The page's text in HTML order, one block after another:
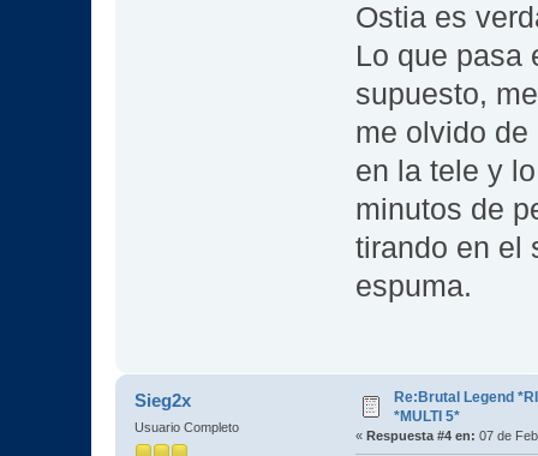
Ostia es
Lo que pasa
supuesto,
me olvido
en la tele y
minutos de
tirando en el
espuma.
Sieg2x
Usuario Completo
Re:Brutal Legend
*MULTI 5*
« Respuesta #4 en: 07 de